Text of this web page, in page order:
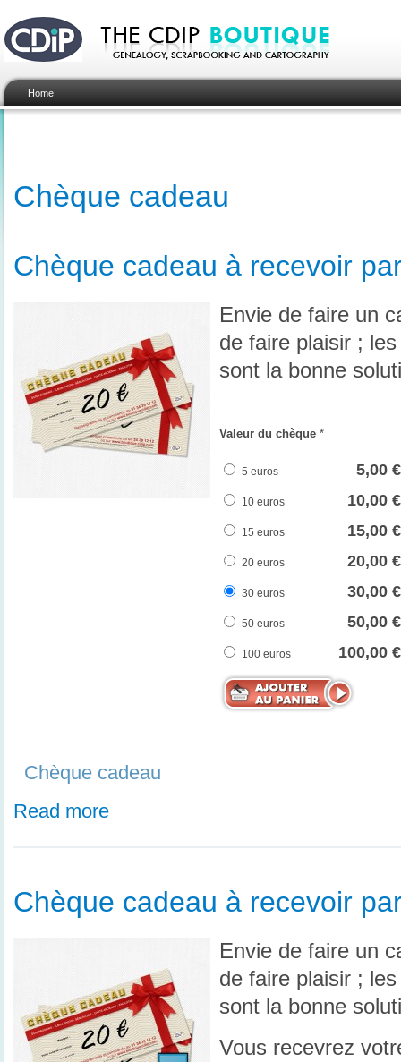
Home
Chèque cadeau
Chèque cadeau à recevoir
Envie de faire un
de faire plaisir ;
sont la bonne
Valeur du chèque *
5 euros 5,00 €
10 euros 10,00 €
15 euros 15,00 €
20 euros 20,00 €
30 euros 30,00 €
50 euros 50,00 €
100 euros 100,00 €
Chèque cadeau
Read more
Chèque cadeau à recevoir
Envie de faire un
de faire plaisir ;
sont la bonne
Vous recevrez